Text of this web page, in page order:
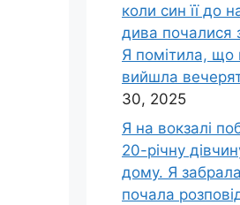
коли син її до
дива почалися
Я помітила, що
вийшла
30, 2025
Я на вокзалі
20-річну
дому. Я забрала
почала